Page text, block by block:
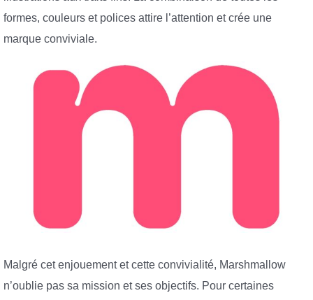
formes, couleurs et polices attire l’attention et crée une
marque conviviale.
Malgré cet enjouement et cette convivialité, Marshmallow
n’oublie pas sa mission et ses objectifs. Pour certaines